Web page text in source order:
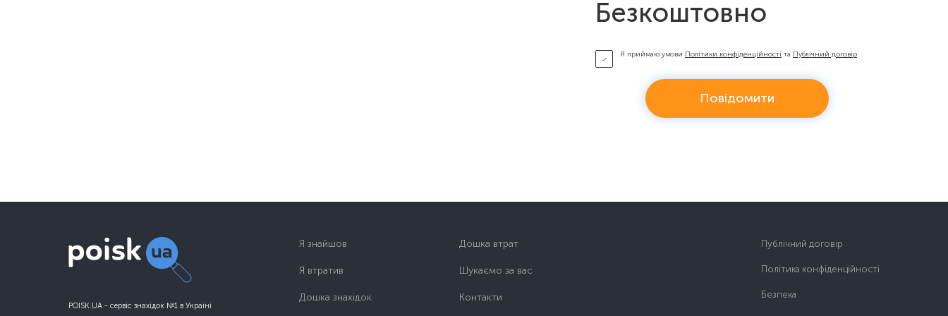
Безкоштовно
Я приймаю умови Політики конфіденційності та Публічний договір
Повідомити
POISK.UA - сервіс знахідок №1 в Україні
Я знайшов
Я втратив
Дошка знахідок
Дошка втрат
Шукаємо за вас
Контакти
Публічний договір
Політика конфіденційності
Безпека